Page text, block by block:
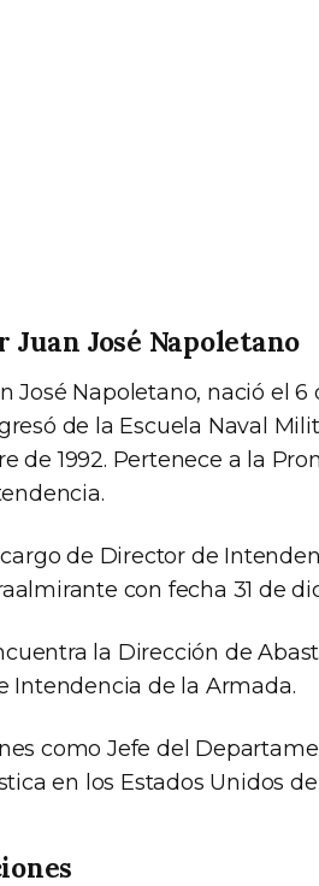
José Napoletano
José Napoletano, nació el
de la Escuela Naval
1992. Pertenece a la
de Director de
con fecha 31 de
la Dirección de
Intendencia de la Armada.
como Jefe del
en los Estados Unidos